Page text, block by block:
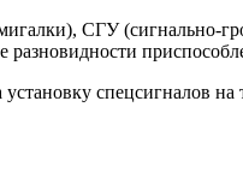
СГУ (сигнально-
спецсигналов